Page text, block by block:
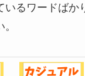
いるワードばか